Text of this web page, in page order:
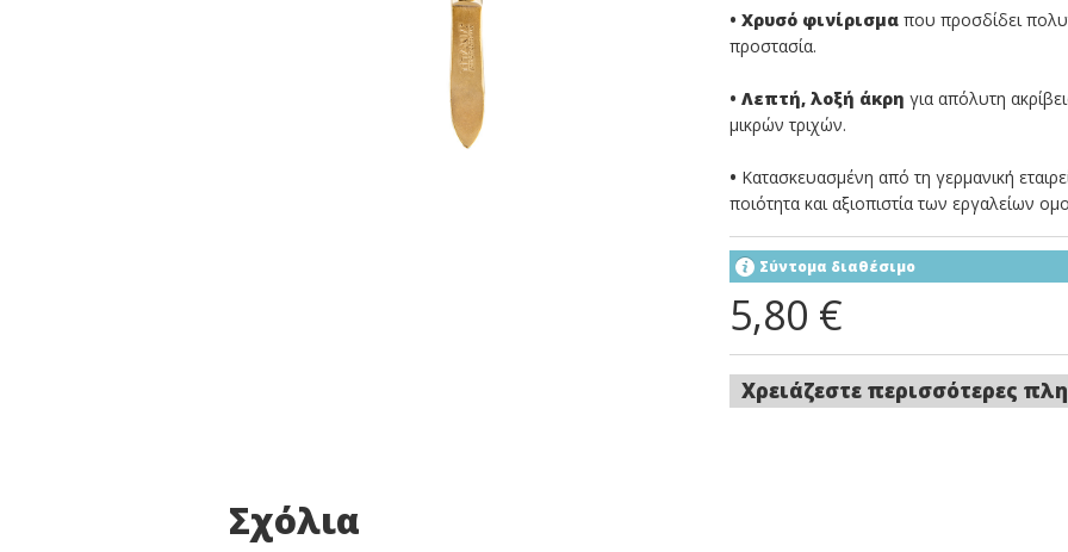
• Χρυσό φινίρισμα που προσδίδει
προστασία.
• Λεπτή, λοξή άκρη για απόλυτη
μικρών τριχών.
• Κατασκευασμένη από τη γερμανική
ποιότητα και αξιοπιστία των εργαλείων
Σύντομα διαθέσιμο
5,80 €
Χρειάζεστε περισσότερες
Σχόλια